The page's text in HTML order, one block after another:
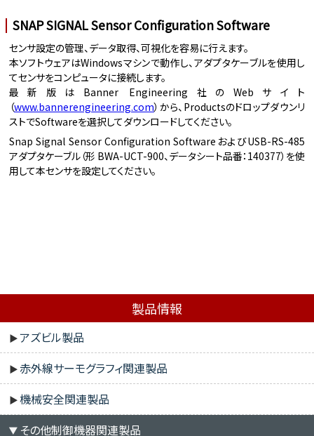
製品情報
アズビル製品
赤外線サーモグラフィ関連製品
機械安全関連製品
その他制御機器関連製品
SNAP SIGNAL Sensor Configuration Software
センサ設定の管理、データ取得、可視化を容易に行えます。
本ソフトウェアはWindowsマシンで動作し、アダプタケーブルを使用し
てセンサをコンピュータに接続します。
最新版はBanner Engineering社のWebサイト
（www.bannerengineering.com）から、Productsのドロップダウンリ
ストでSoftwareを選択してダウンロードしてください。
Snap Signal Sensor Configuration SoftwareおよびUSB-RS-485
アダプタケーブル（形 BWA-UCT-900、データシート品番：140377）を使
用して本センサを設定してください。